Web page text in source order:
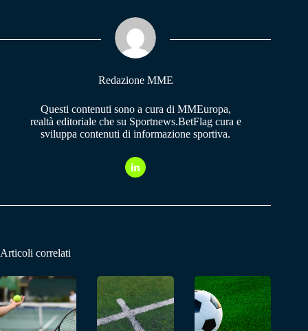
pp m
Redazione MME
Questi contenuti sono a cura di MMEuropa,
realtà editoriale che su Sportnews.BetFlag cura e
sviluppa contenuti di informazione sportiva.
Articoli correlati